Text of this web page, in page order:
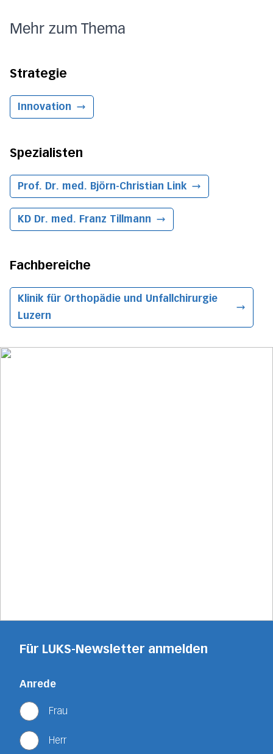
Mehr zum Thema
Strategie
Innovation
Spezialisten
Prof. Dr. med. Björn-Christian Link
KD Dr. med. Franz Tillmann
Fachbereiche
Klinik für Orthopädie und Unfallchirurgie
Luzern
Für LUKS-Newsletter anmelden
Anrede
Frau
Herr